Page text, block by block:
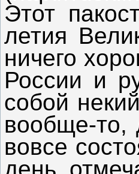
Этот
летия
ничего
России и
собой
вообще-
вовсе